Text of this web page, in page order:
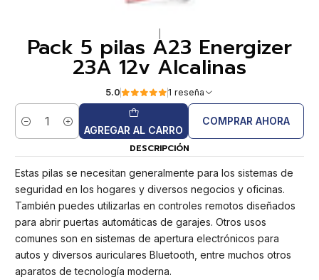
Pack 5 pilas A23 Energizer
23A 12v Alcalinas
5.0 1 reseña
Cantidad AGREGAR AL CARRO
COMPRAR AHORA
DESCRIPCIÓN
Estas pilas se necesitan generalmente para los sistemas de
seguridad en los hogares y diversos negocios y oficinas.
También puedes utilizarlas en controles remotos diseñados
para abrir puertas automáticas de garajes. Otros usos
comunes son en sistemas de apertura electrónicos para
autos y diversos auriculares Bluetooth, entre muchos otros
aparatos de tecnología moderna.